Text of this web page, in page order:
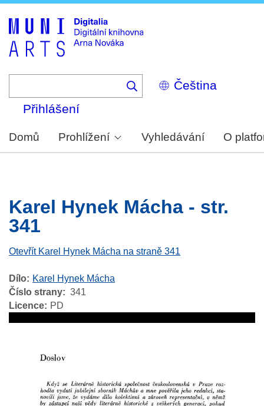
Select
your
Přihlášení
Domů Prohlížení Vyhledávání O
Karel Hynek Mácha - str.
341
Otevřít Karel Hynek Mácha na straně 341
Dílo
Karel Hynek Mácha
Číslo strany
341
Licence
PD